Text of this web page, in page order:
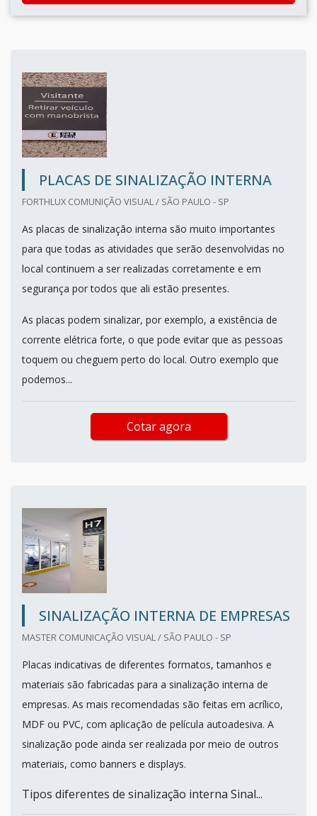
PLACAS DE SINALIZAÇÃO INTERNA
FORTHLUX COMUNIÇÃO VISUAL / SÃO PAULO - SP
As placas de sinalização interna são muito importantes
para que todas as atividades que serão desenvolvidas no
local continuem a ser realizadas corretamente e em
segurança por todos que ali estão presentes.
As placas podem sinalizar, por exemplo, a existência de
corrente elétrica forte, o que pode evitar que as pessoas
toquem ou cheguem perto do local. Outro exemplo que
podemos...
Cotar agora
SINALIZAÇÃO INTERNA DE EMPRESAS
MASTER COMUNICAÇÃO VISUAL / SÃO PAULO - SP
Placas indicativas de diferentes formatos, tamanhos e
materiais são fabricadas para a sinalização interna de
empresas. As mais recomendadas são feitas em acrílico,
MDF ou PVC, com aplicação de película autoadesiva. A
sinalização pode ainda ser realizada por meio de outros
materiais, como banners e displays.
Tipos diferentes de sinalização interna Sinal...